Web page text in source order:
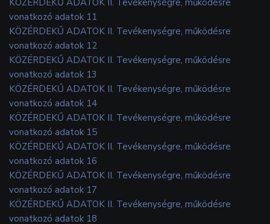
vonatkozó adatok 11
KÖZÉRDEKŰ ADATOK II. Tevékenységre, működésre
vonatkozó adatok 12
KÖZÉRDEKŰ ADATOK II. Tevékenységre, működésre
vonatkozó adatok 13
KÖZÉRDEKŰ ADATOK II. Tevékenységre, működésre
vonatkozó adatok 14
KÖZÉRDEKŰ ADATOK II. Tevékenységre, működésre
vonatkozó adatok 15
KÖZÉRDEKŰ ADATOK II. Tevékenységre, működésre
vonatkozó adatok 16
KÖZÉRDEKŰ ADATOK II. Tevékenységre, működésre
vonatkozó adatok 17
KÖZÉRDEKŰ ADATOK II. Tevékenységre, működésre
vonatkozó adatok 18